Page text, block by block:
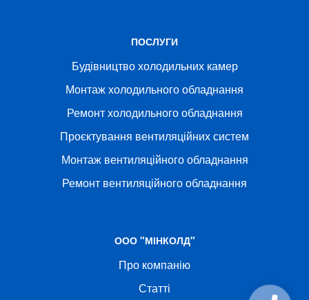
ПОСЛУГИ
Будівництво холодильних камер
Монтаж холодильного обладнання
Ремонт холодильного обладнання
Проєктування вентиляційних систем
Монтаж вентиляційного обладнання
Ремонт вентиляційного обладнання
ООО "МІНКОЛД"
Про компанію
Статті